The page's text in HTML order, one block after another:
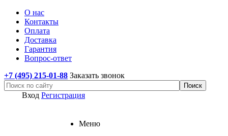
О нас
Контакты
Оплата
Доставка
Гарантия
Вопрос-ответ
+7 (495) 215-01-88 Заказать звонок
Вход Регистрация
Меню